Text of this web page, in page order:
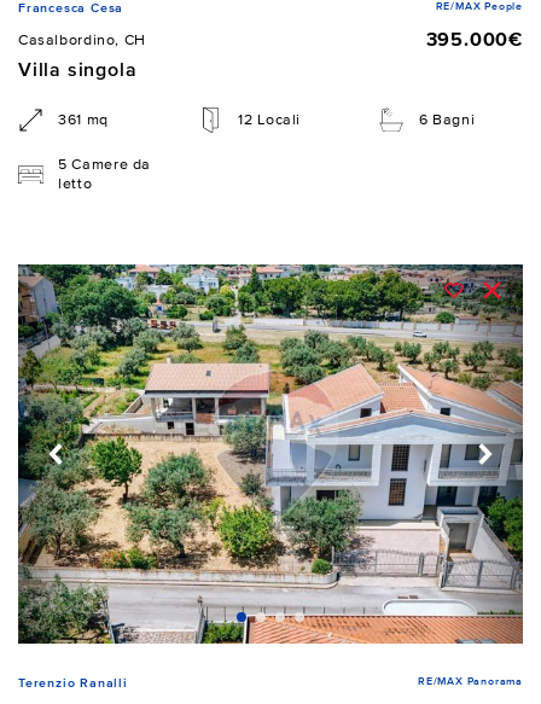
Francesca Cesa RE/MAX People
Casalbordino, CH
395.000€
Villa singola
361 mq 12 Locali 6 Bagni
5 Camere da
letto
Terenzio Ranalli RE/MAX Panorama